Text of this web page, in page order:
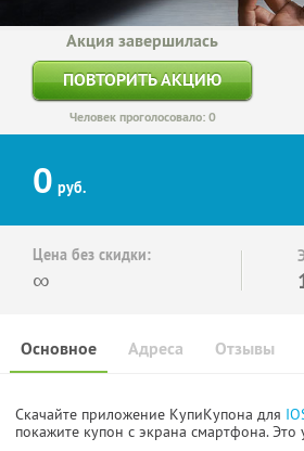
Акция завершилась
ПОВТОРИТЬ АКЦИЮ
Человек проголосовало: 0
0 руб.
Цена без скидки:
∞
Основное Отзывы
Адреса
Скачайте приложение КупиКупона для
покажите купон с экрана смартфона. Это